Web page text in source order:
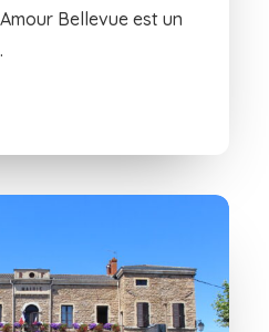
Bellevue est un